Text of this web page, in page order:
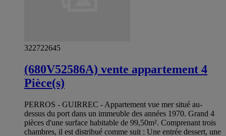
322722645
(680V52586A) vente appartement 4
Pièce(s)
PERROS - GUIRREC - Appartement vue mer situé au-
dessus du port dans un immeuble des années 1970. Grand 4
pièces d'une surface habitable de 99,50m². Comprenant trois
chambres, il est distribué comme suit : Une entrée dessert, une